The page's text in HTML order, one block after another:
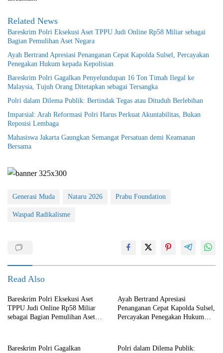
Related News
Bareskrim Polri Eksekusi Aset TPPU Judi Online Rp58 Miliar sebagai
Bagian Pemulihan Aset Negara
Ayah Bertrand Apresiasi Penanganan Cepat Kapolda Sulsel, Percayakan
Penegakan Hukum kepada Kepolisian
Bareskrim Polri Gagalkan Penyelundupan 16 Ton Timah Ilegal ke
Malaysia, Tujuh Orang Ditetapkan sebagai Tersangka
Polri dalam Dilema Publik: Bertindak Tegas atau Dituduh Berlebihan
Imparsial: Arah Reformasi Polri Harus Perkuat Akuntabilitas, Bukan
Reposisi Lembaga
Mahasiswa Jakarta Gaungkan Semangat Persatuan demi Keamanan
Bersama
Generasi Muda Nataru 2026 Prabu Foundation
Waspad Radikalisme
Read Also
Bareskrim Polri Eksekusi Aset
TPPU Judi Online Rp58 Miliar
sebagai Bagian Pemulihan Aset
Ayah Bertrand Apresiasi
Penanganan Cepat Kapolda Sulsel,
Percayakan Penegakan Hukum
Bareskrim Polri Gagalkan
Polri dalam Dilema Publik: